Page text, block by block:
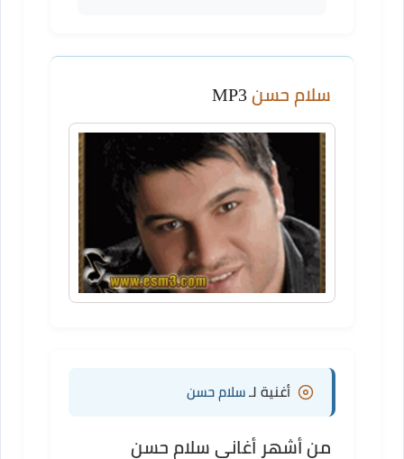
سلام حسن
أغنية لـ سلام حسن
من أشهر أغاني سلام حسن